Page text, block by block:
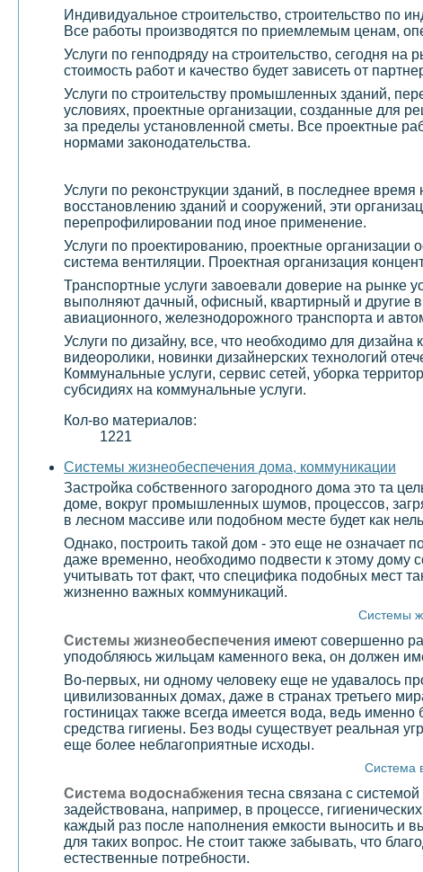
Индивидуальное строительство, строительство по
Все работы производятся по приемлемым ценам,
Услуги по генподряду на строительство, сегодня
стоимость работ и качество будет зависеть от
Услуги по строительству промышленных зданий,
условиях, проектные организации, созданные для
за пределы установленной сметы. Все проектные
нормами законодательства.
Услуги по реконструкции зданий, в последнее
восстановлению зданий и сооружений, эти
перепрофилировании под иное применение.
Услуги по проектированию, проектные организации
система вентиляции. Проектная организация
Транспортные услуги завоевали доверие на рынке
выполняют дачный, офисный, квартирный и другие
авиационного, железнодорожного транспорта и
Услуги по дизайну, все, что необходимо для
видеоролики, новинки дизайнерских технологий
Коммунальные услуги, сервис сетей, уборка
субсидиях на коммунальные услуги.
Кол-во материалов:
1221
Системы жизнеобеспечения дома, коммуникации
Застройка собственного загородного дома это та
доме, вокруг промышленных шумов, процессов,
в лесном массиве или подобном месте будет как
Однако, построить такой дом - это еще не означает
даже временно, необходимо подвести к этому дому
учитывать тот факт, что специфика подобных мест
жизненно важных коммуникаций.
Системы
Системы жизнеобеспечения имеют совершенно
уподобляюсь жильцам каменного века, он должен
Во-первых, ни одному человеку еще не удавалось
цивилизованных домах, даже в странах третьего
гостиницах также всегда имеется вода, ведь
средства гигиены. Без воды существует реальная
еще более неблагоприятные исходы.
Система
Система водоснабжения тесна связана с
задействована, например, в процессе,
каждый раз после наполнения емкости выносить и
для таких вопрос. Не стоит также забывать, что
естественные потребности.